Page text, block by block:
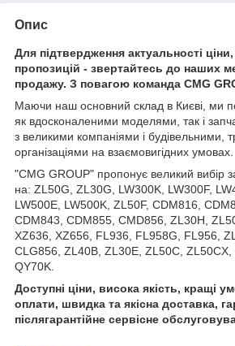
Опис
Для підтвердження актуальності
пропозицій - звертайтесь до наших
продажу. З повагою команда CMG
Маючи наш основний склад в Києві, ми
як вдосконаленими моделями, так і
з великими компаніями і будівельними,
організаціями на взаємовигідних умовах.
"CMG GROUP" пропонує великий вибір
на: ZL50G, ZL30G, LW300K, LW300F,
LW500E, LW500K, ZL50F, CDM816,
CDM843, CDM855, CMD856, ZL30H,
XZ636, XZ656, FL936, FL958G, FL956,
CLG856, ZL40B, ZL30E, ZL50C, ZL50CX,
QY70K.
Доступні ціни, висока якість, кращі
оплати, швидка та якісна доставка,
післягарантійне сервісне